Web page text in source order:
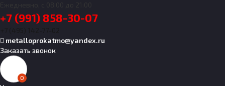
+7 (991) 858-30-07
metalloprokatmo@yandex.ru
Заказать звонок
0